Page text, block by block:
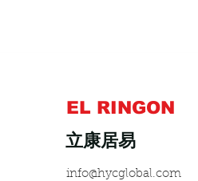
EL RINGON
立康居易
info@hycglobal.com